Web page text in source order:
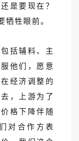
是要现在？
牲眼前。
括辅料、主
他们，愿意
经济调整的
，上游为了
格下降伴随
对合作方表